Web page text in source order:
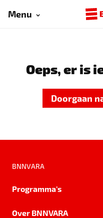
Menu
Oeps, er is
Doorgaan
BNNVARA
Programma's
Over BNNVARA